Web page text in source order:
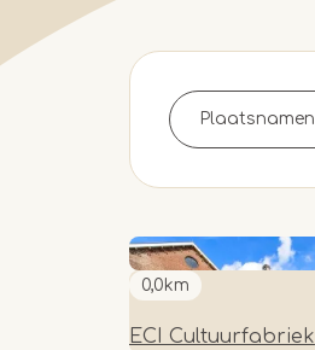
0,0km
ECI Cultuurfabriek